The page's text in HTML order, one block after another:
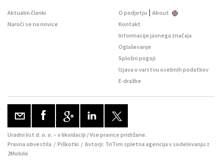
Aktualni članki
Naroči se na novice
O podjetju | About
Kontakt
Informacije javnega značaja
Oglaševanje
Splošni pogoji
Izjava o varstvu osebnih podatkov
E-dražbe
Uradni list d. o. o. – v likvidaciji / Vse pravice pridržane.
Pravna obvestila / Piškotki / Avtorji: TriTim spletna agencija v sodelovanju z
2Mobile